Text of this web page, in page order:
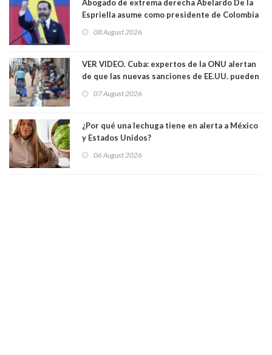
Abogado de extrema derecha Abelardo De la
Espriella asume como presidente de Colombia
08 August 2026
VER VIDEO. Cuba: expertos de la ONU alertan
de que las nuevas sanciones de EE.UU. pueden
07 August 2026
¿Por qué una lechuga tiene en alerta a México
y Estados Unidos?
06 August 2026